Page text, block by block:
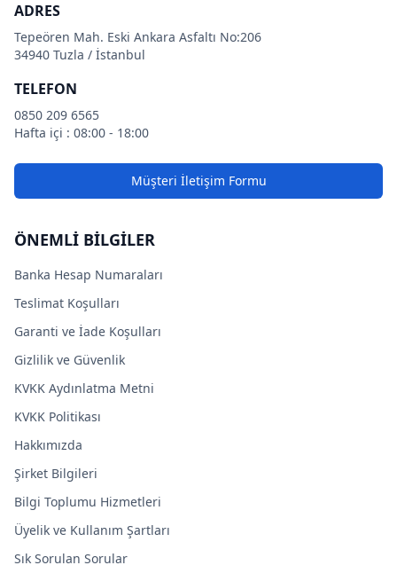
ADRES
Tepeören Mah. Eski Ankara Asfaltı No:206
34940 Tuzla / İstanbul
TELEFON
0850 209 6565
Hafta içi : 08:00 - 18:00
Müşteri İletişim Formu
ÖNEMLİ BİLGİLER
Banka Hesap Numaraları
Teslimat Koşulları
Garanti ve İade Koşulları
Gizlilik ve Güvenlik
KVKK Aydınlatma Metni
KVKK Politikası
Hakkımızda
Şirket Bilgileri
Bilgi Toplumu Hizmetleri
Üyelik ve Kullanım Şartları
Sık Sorulan Sorular